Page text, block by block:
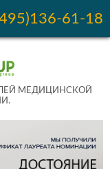
61-18
МЕДИЦИНСКОЙ